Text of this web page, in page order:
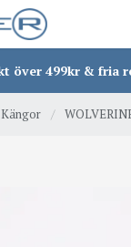
över 499kr & fria
Kängor /